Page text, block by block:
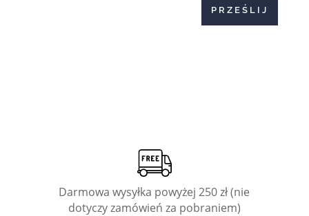
PRZEŚLIJ
Darmowa wysyłka powyżej 250 zł (nie
dotyczy zamówień za pobraniem)